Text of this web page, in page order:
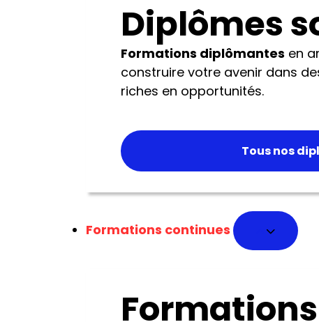
Diplômes
Formations diplômantes en
construire votre avenir dans
riches en opportunités.
Tous nos
Formations continues